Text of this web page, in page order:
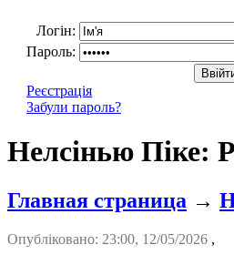
Логін:
Пароль:
Реєстрація
Забули пароль?
Нелсінью Піке:
Главная страница →
Опубліковано: 23:00, 12/05/2026 ,